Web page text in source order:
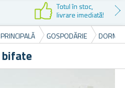
Reducere la
prima cumpărare
GOSPODĂRIE
bifate